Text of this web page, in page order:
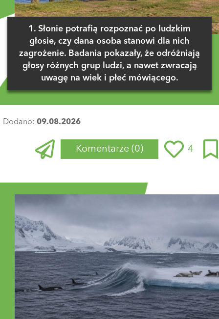
1. Słonie potrafią rozpoznać po ludzkim
głosie, czy dana osoba stanowi dla nich
zagrożenie. Badania pokazały, że odróżniają
głosy różnych grup ludzi, a nawet zwracają
uwagę na wiek i płeć mówiącego.
Dodano: 09.08.2026
Komentarze (0) 4